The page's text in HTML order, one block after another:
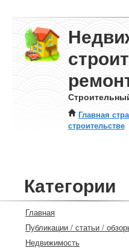
Главная
строительстве
Категории
Главная
Публикации / статьи /
Недвижимость